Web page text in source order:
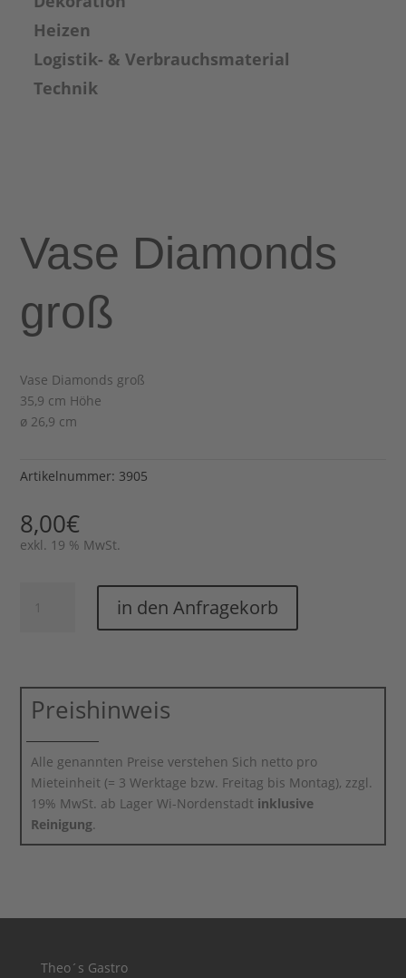
Heizen
Logistik- & Verbrauchsmaterial
Technik
Vase Diamonds
groß
Vase Diamonds groß
35,9 cm Höhe
ø 26,9 cm
Artikelnummer: 3905
8,00€
exkl. 19 % MwSt.
in den Anfragekorb
Preishinweis
Alle genannten Preise verstehen Sich netto pro
Mieteinheit (= 3 Werktage bzw. Freitag bis Montag), zzgl.
19% MwSt. ab Lager Wi-Nordenstadt inklusive
Reinigung.
Theo´s Gastro